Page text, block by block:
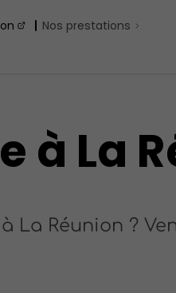
Nos prestations
à La
Réunion ?